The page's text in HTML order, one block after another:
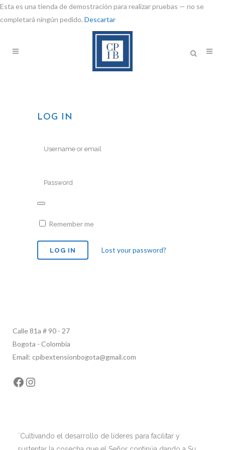
Esta es una tienda de demostración para realizar pruebas — no se
completará ningún pedido. Descartar
LOG IN
Remember me
Lost your password?
Calle 81a # 90 - 27
Bogota - Colombia
Email: cpibextensionbogota@gmail.com
Facebook
Instagram
¨Cultivando el desarrollo de líderes para facilitar y